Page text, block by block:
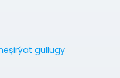
gullugy